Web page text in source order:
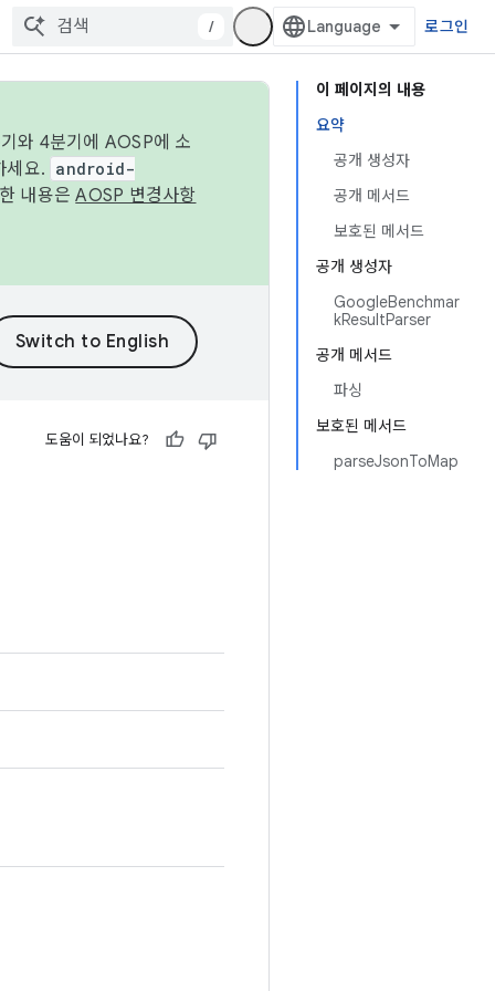
/ 로그인
이 페이지의 내용
요약
공개 생성자
공개 메서드
보호된 메서드
공개 생성자
GoogleBenchmar
kResultParser
공개 메서드
파싱
보호된 메서드
parseJsonToMap
와 4분기에 AOSP에 소
세요. android-
내용은AOSP 변경사항
도움이 되었나요?